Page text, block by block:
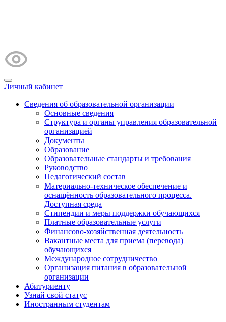
Личный кабинет
Сведения об образовательной организации
Основные сведения
Структура и органы управления образовательной
организацией
Документы
Образование
Образовательные стандарты и требования
Руководство
Педагогический состав
Материально-техническое обеспечение и
оснащённость образовательного процесса.
Доступная среда
Стипендии и меры поддержки обучающихся
Платные образовательные услуги
Финансово-хозяйственная деятельность
Вакантные места для приема (перевода)
обучающихся
Международное сотрудничество
Организация питания в образовательной
организации
Абитуриенту
Узнай свой статус
Иностранным студентам